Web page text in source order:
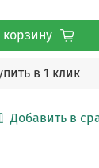
Добавить в
корзину
в 1 клик